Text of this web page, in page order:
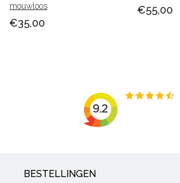
mouwloos
€35,00
€55,00
BESTELLINGEN